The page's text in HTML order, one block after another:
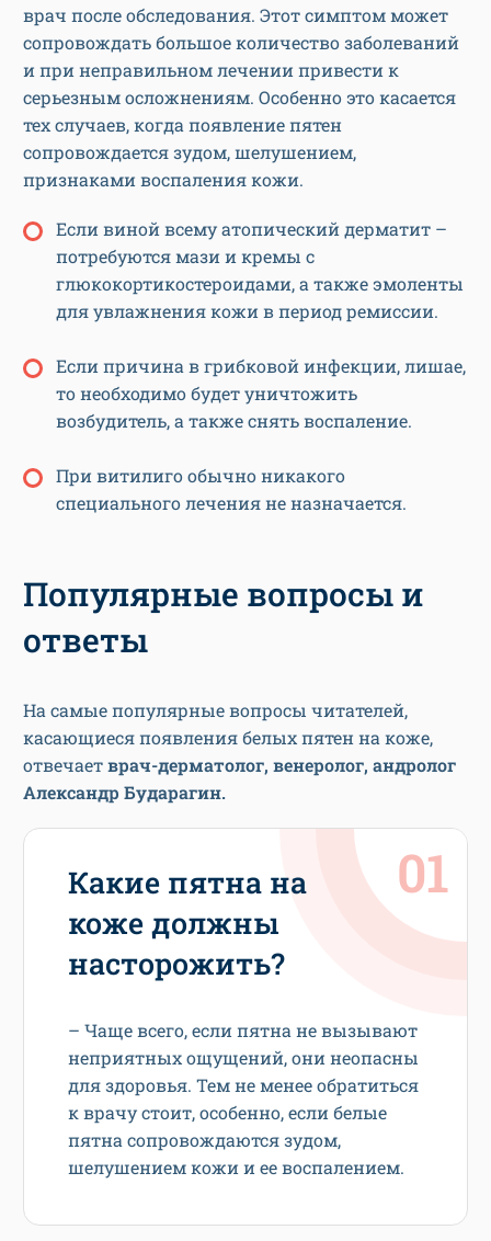
врач после обследования. Этот симптом может
сопровождать большое количество заболеваний
и при неправильном лечении привести к
серьезным осложнениям. Особенно это касается
тех случаев, когда появление пятен
сопровождается зудом, шелушением,
признаками воспаления кожи.
Если виной всему атопический дерматит –
потребуются мази и кремы с
глюкокортикостероидами, а также эмоленты
для увлажнения кожи в период ремиссии.
Если причина в грибковой инфекции, лишае,
то необходимо будет уничтожить
возбудитель, а также снять воспаление.
При витилиго обычно никакого
специального лечения не назначается.
Популярные вопросы и
ответы
На самые популярные вопросы читателей,
касающиеся появления белых пятен на коже,
отвечаетврач-дерматолог, венеролог, андролог
Александр Бударагин.
Какие пятна на
коже должны
насторожить?
– Чаще всего, если пятна не вызывают
неприятных ощущений, они неопасны
для здоровья. Тем не менее обратиться
к врачу стоит, особенно, если белые
пятна сопровождаются зудом,
шелушением кожи и ее воспалением.